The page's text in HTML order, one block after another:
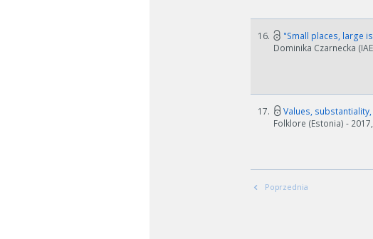
16. "Small places, large
Dominika Czarnecka
17. Values,
Folklore (Estonia) -
Poprzednia